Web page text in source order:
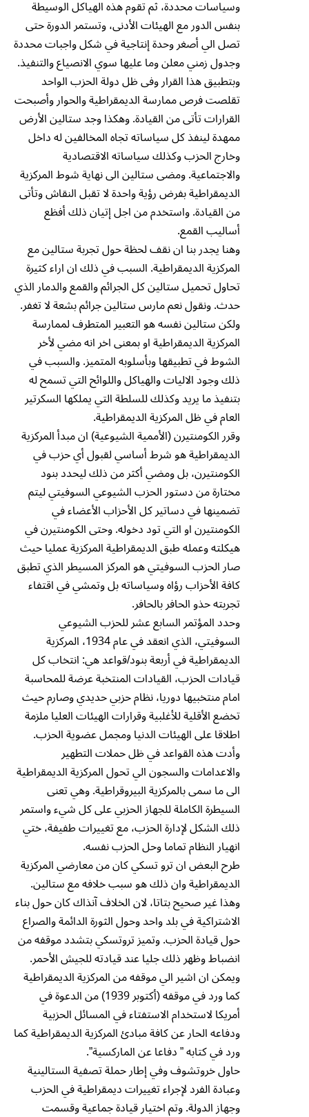
وسياسات محددة، ثم تقوم هذه الهياكل الوسيطة
بنفس الدور مع الهيئات الأدنى، وتستمر الدورة حتى
تصل الي أصغر وحدة إنتاجية في شكل واجبات محددة
وجدول زمني معلن وما عليها سوي الانصياع والتنفيذ.
وبتطبيق هذا القرار وفى ظل دولة الحزب الواحد
تقلصت فرص ممارسة الديمقراطية والحوار وأصبحت
القرارات تأتى من القيادة. وهكذا وجد ستالين الأرض
ممهدة لينفذ كل سياساته تجاه المخالفين له داخل
وخارج الحزب وكذلك سياساته الاقتصادية
والاجتماعية. ومضى ستالين الى نهاية شوط المركزية
الديمقراطية بفرض رؤية واحدة لا تقبل النقاش وتأتى
من القيادة. واستخدم من اجل إتيان ذلك أفظع
أساليب القمع.
وهنا يجدر بنا ان نقف لحظة حول تجربة ستالين مع
المركزية الديمقراطية. السبب في ذلك ان اراء كثيرة
تحاول تحميل ستالين كل الجرائم والقمع والدمار الذي
حدث. ونقول نعم مارس ستالين جرائم بشعة لا تغفر.
ولكن ستالين نفسه هو التعبير المتطرف لممارسة
المركزية الديمقراطية او بمعنى اخر انه مضي لأخر
الشوط في تطبيقها وبأسلوبه المتميز. والسبب في
ذلك وجود الاليات والهياكل واللوائح التي تسمح له
بتنفيذ ما يريد وكذلك للسلطة التي يملكها السكرتير
العام في ظل المركزية الديمقراطية.
وقرر الكومنتيرن (الأممية الشيوعية) ان مبدأ المركزية
الديمقراطية هو شرط أساسي لقبول أي حزب في
الكومنتيرن، بل ومضي أكثر من ذلك ليحدد بنود
مختارة من دستور الحزب الشيوعي السوفيتي ليتم
تضمينها في دساتير كل الأحزاب الأعضاء في
الكومنتيرن او التي تود دخوله. وحتى الكومنتيرن في
هيكلته وعمله طبق الديمقراطية المركزية عمليا حيث
صار الحزب السوفيتي هو المركز المسيطر الذي تطبق
كافة الأحزاب رؤاه وسياساته بل وتمشي في اقتفاء
تجربته حذو الحافر بالحافر.
وحدد المؤتمر السابع عشر للحزب الشيوعي
السوفيتي، الذي انعقد في عام 1934، المركزية
الديمقراطية في أربعة بنود/قواعد هي: انتخاب كل
قيادات الحزب، القيادات المنتخبة عرضة للمحاسبة
امام منتخبيها دوريا، نظام حزبي حديدي وصارم حيث
تخضع الأقلية للأغلبية وقرارات الهيئات العليا ملزمة
اطلاقا على الهيئات الدنيا ومجمل عضوية الحزب.
وأدت هذه القواعد في ظل حملات التطهير
والاعدامات والسجون الي تحول المركزية الديمقراطية
الى ما سمى بالمركزية البيروقراطية. وهي تعنى
السيطرة الكاملة للجهاز الحزبي على كل شيء واستمر
ذلك الشكل لإدارة الحزب، مع تغييرات طفيفة، ختي
انهيار النظام تماما وحل الحزب نفسه.
طرح البعض ان ترو تسكي كان من معارضي المركزية
الديمقراطية وان ذلك هو سبب خلافه مع ستالين.
وهذا غير صحيح بتاتا، لان الخلاف آنذاك كان حول بناء
الاشتراكية في بلد واحد وحول الثورة الدائمة والصراع
حول قيادة الحزب. وتميز تروتسكي بتشدد موقفه من
انضباط وظهر ذلك جليا عند قيادته للجيش الأحمر.
ويمكن ان اشير الي موقفه من المركزية الديمقراطية
كما ورد في موقفه (أكتوبر 1939) من الدعوة في
أمريكا لاستخدام الاستفتاء في المسائل الحزبية
ودفاعه الحار عن كافة مبادئ المركزية الديمقراطية كما
ورد في كتابه ” دفاعا عن الماركسية”.
حاول خروتشوف وفي إطار حملة تصفية الستالينية
وعبادة الفرد لإجراء تغييرات ديمقراطية في الحزب
وجهاز الدولة. وتم اختيار قيادة جماعية وقسمت